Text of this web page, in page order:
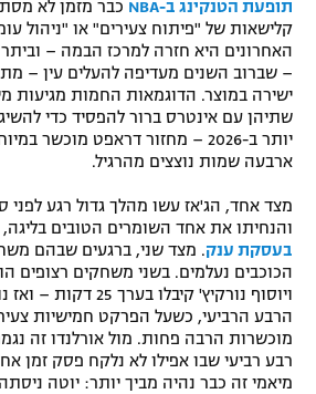
תקנון עבור פעילות ספורט 1 – "מרלן"
תנאי שימוש
מדיניות פרטיות
תקנון פעילות ספורט 1
רשיון להקרנה פומבית לבית עסק
הצטרפות לחבילת הערוצים
לוח דרושים – ג'ובנט
ספורט אתגרי ואקסטרים
אומנויות לחימה
גיימינג E-Sports
תופעת הטנקינג ב-NBA
כבר מזמן לא
קלישאות של "פיתוח צעירים" או "ניהול
האחרונים היא חזרה למרכז הבמה –
– שברוב השנים מעדיפה להעלים עין –
ישירה במוצר. הדוגמאות החמות מגיעות
שתיהן עם אינטרס ברור להפסיד כדי
יותר ב-2026 – מחזור דראפט מוכשר
ארבעה שמות נוצצים מהרגיל.
מצד אחד, הג'אז עשו מהלך גדול רגע לפני
והנחיתו את אחד השומרים הטובים בליגה,
בעסקת ענק. מצד שני, ברגעים שבהם
הכוכבים נעלמים. בשני משחקים רצופים
ויוסוף נורקיץ' קיבלו
הרבע הרביעי, כשעל הפרקט חמישיות
מוכשרות הרבה פחות. מול אורלנדו זה
רבע רביעי שבו אפילו לא נלקח פסק זמן
מיאמי זה כבר נהיה מביך יותר: יוטה